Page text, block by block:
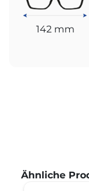
142 mm
Ähnliche